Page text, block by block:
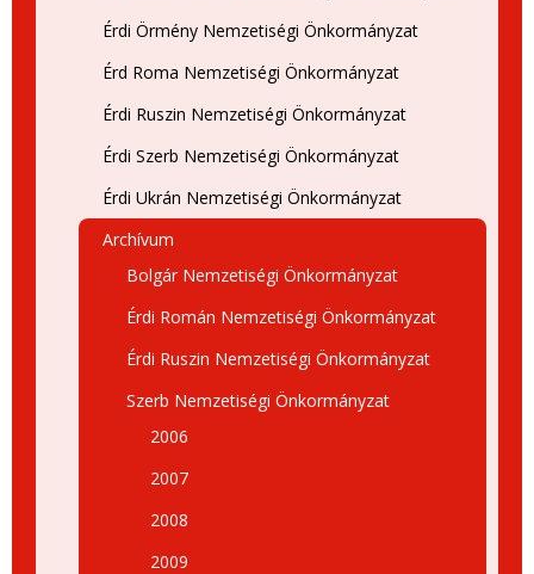
Érdi Örmény Nemzetiségi Önkormányzat
Érd Roma Nemzetiségi Önkormányzat
Érdi Ruszin Nemzetiségi Önkormányzat
Érdi Szerb Nemzetiségi Önkormányzat
Érdi Ukrán Nemzetiségi Önkormányzat
Archívum
Bolgár Nemzetiségi Önkormányzat
Érdi Román Nemzetiségi Önkormányzat
Érdi Ruszin Nemzetiségi Önkormányzat
Szerb Nemzetiségi Önkormányzat
2006
2007
2008
2009